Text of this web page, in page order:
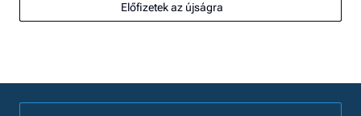
Előfizetek az újságra